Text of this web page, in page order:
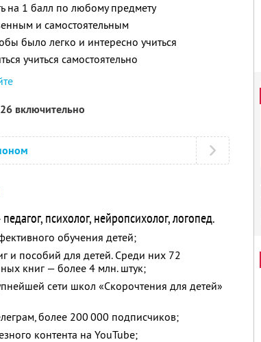
на 1 балл по любому предмету
и самостоятельным
было легко и интересно учиться
учиться самостоятельно
включительно
психолог, нейропсихолог, логопед.
обучения детей;
и пособий для детей. Среди них 72
книг — более 4 млн. штук;
сети школ «Скорочтения для детей»
более 200 000 подписчиков;
контента на YouTube;